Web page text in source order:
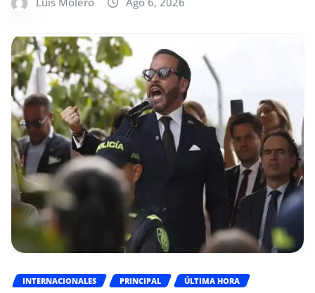
INTERNACIONALES PRINCIPAL ÚLTIMA HORA